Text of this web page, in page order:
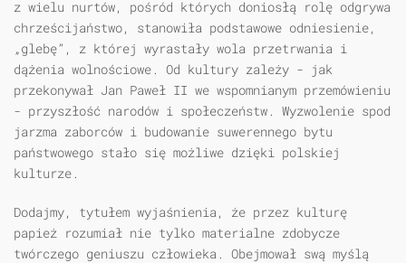
z wielu nurtów, pośród których doniosłą rolę odgrywa
chrześcijaństwo, stanowiła podstawowe odniesienie,
„glebę”, z której wyrastały wola przetrwania i
dążenia wolnościowe. Od kultury zależy - jak
przekony­wał Jan Paweł II we wspomnianym przemówieniu
- przyszłość narodów i społeczeństw. Wyzwolenie spod
jarzma zaborców i budowanie suwerennego bytu
państwowego stało się możliwe dzięki polskiej
kulturze.
Dodajmy, tytułem wyjaśnienia, że przez kulturę
papież rozumiał nie tylko materialne zdobycze
twórczego geniuszu człowieka. Obejmował swą myślą